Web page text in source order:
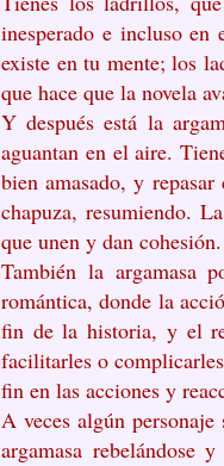
inesperado e incluso
existe en tu mente; los
que hace que la novela
Y después está la
aguantan en el aire.
bien amasado, y
chapuza, resumiendo.
que unen y dan cohesión.
También la argamasa
romántica, donde la
fin de la historia, y el
facilitarles o
fin en las acciones y
A veces algún
argamasa rebelándose